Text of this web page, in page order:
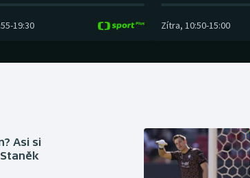
-19:30 Zítra, 10:50-15:00
Asi si